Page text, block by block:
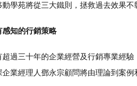
學苑將從三大鐵則，拯救過去效果不
感知的行銷策略
超過三十年的企業經營及行銷專業經
業經理人鄧永宗顧問將由理論到案